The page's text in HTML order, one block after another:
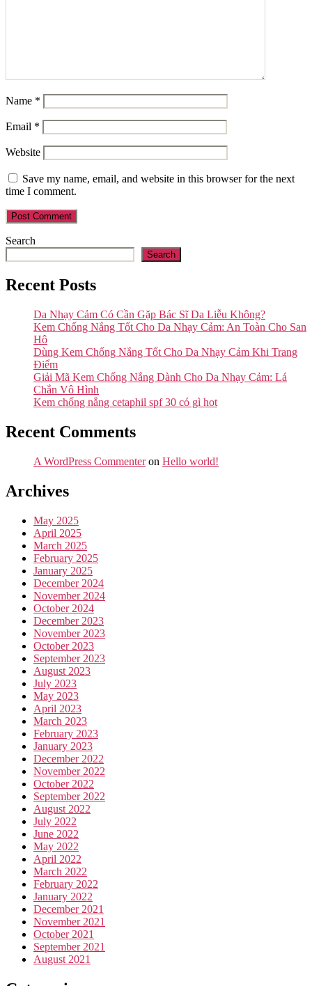
Name *
Email *
Website
Save my name, email, and website in this browser for the next
time I comment.
Search
Search
Recent Posts
Da Nhạy Cảm Có Cần Gặp Bác Sĩ Da Liễu Không?
Kem Chống Nắng Tốt Cho Da Nhạy Cảm: An Toàn Cho San
Hô
Dùng Kem Chống Nắng Tốt Cho Da Nhạy Cảm Khi Trang
Điểm
Giải Mã Kem Chống Nắng Dành Cho Da Nhạy Cảm: Lá
Chắn Vô Hình
Kem chống nắng cetaphil spf 30 có gì hot
Recent Comments
A WordPress Commenteron Hello world!
Archives
May 2025
April 2025
March 2025
February 2025
January 2025
December 2024
November 2024
October 2024
December 2023
November 2023
October 2023
September 2023
August 2023
July 2023
May 2023
April 2023
March 2023
February 2023
January 2023
December 2022
November 2022
October 2022
September 2022
August 2022
July 2022
June 2022
May 2022
April 2022
March 2022
February 2022
January 2022
December 2021
November 2021
October 2021
September 2021
August 2021